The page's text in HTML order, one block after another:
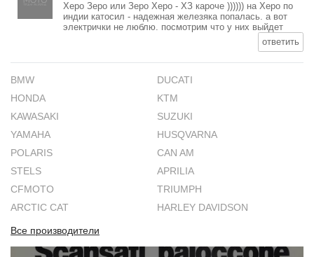
Херо Зеро или Зеро Херо - ХЗ кароче )))))) на Херо по
индии катосил - надежная железяка попалась. а вот
электрички не люблю. посмотрим что у них выйдет
ответить
BMW
DUCATI
HONDA
KTM
KAWASAKI
SUZUKI
YAMAHA
HUSQVARNA
POLARIS
CAN AM
STELS
APRILIA
CFMOTO
TRIUMPH
ARCTIC CAT
HARLEY DAVIDSON
Все производители